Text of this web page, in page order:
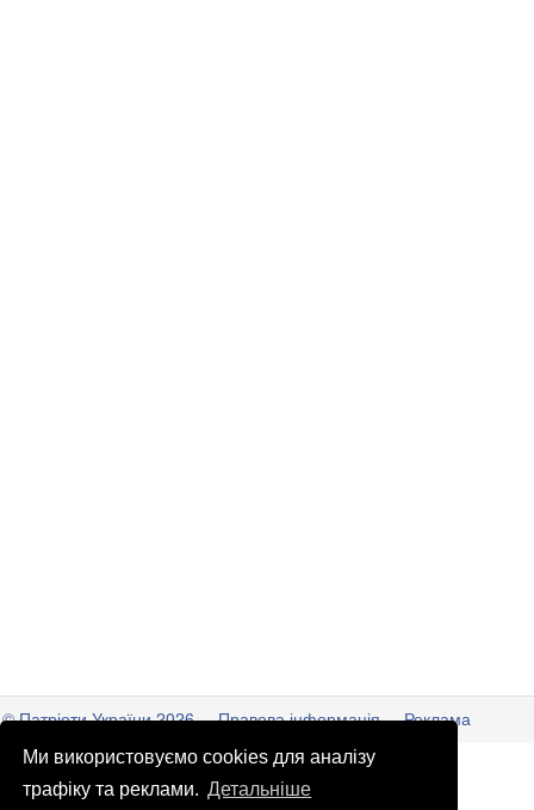
Ми використовуємо cookies для аналізу
трафіку та реклами. Детальніше
© Патріоти України 2026 Правова інформація
Реклама
info@patrioty.org.ua